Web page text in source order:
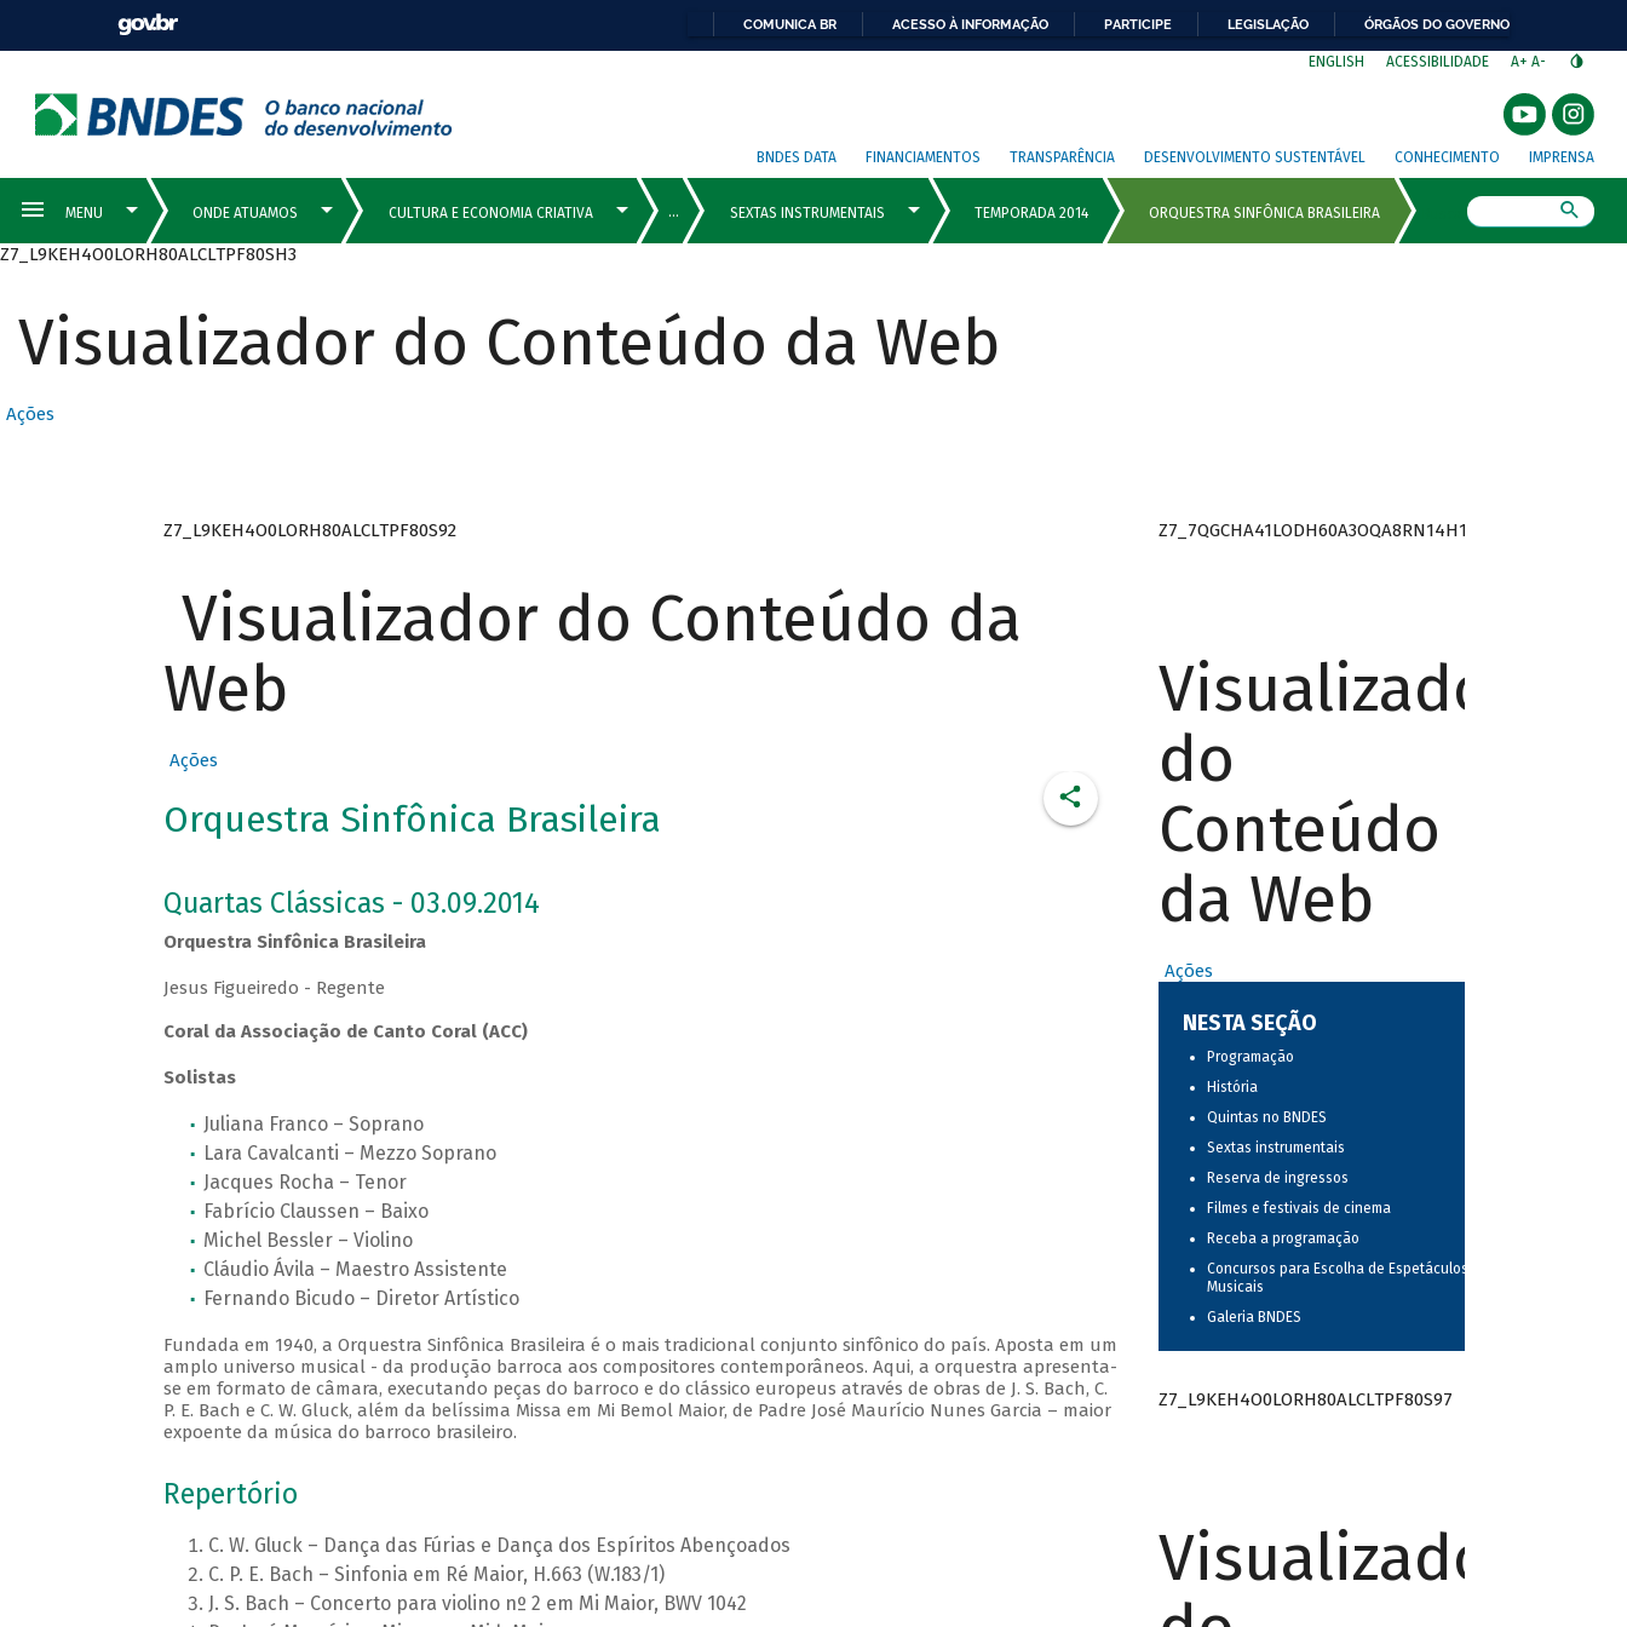
COMUNICA BR ACESSO À INFORMAÇÃO PARTICIPE LEGISLAÇÃO ÓRGÃOS DO GOVERNO
ENGLISH ACESSIBILIDADE A+ A-
BNDES DATA FINANCIAMENTOS TRANSPARÊNCIA DESENVOLVIMENTO SUSTENTÁVEL CONHECIMENTO IMPRENSA
Z7_L9KEH4O0LORH80ALCLTPF80SH3
Visualizador do Conteúdo da Web
Ações
Z7_L9KEH4O0LORH80ALCLTPF80S92
Visualizador do Conteúdo da
Web
Ações
Orquestra Sinfônica Brasileira
Quartas Clássicas - 03.09.2014
Orquestra Sinfônica Brasileira
Jesus Figueiredo - Regente
Coral da Associação de Canto Coral (ACC)
Solistas
Juliana Franco – Soprano
Lara Cavalcanti – Mezzo Soprano
Jacques Rocha – Tenor
Fabrício Claussen – Baixo
Michel Bessler – Violino
Cláudio Ávila – Maestro Assistente
Fernando Bicudo – Diretor Artístico
Fundada em 1940, a Orquestra Sinfônica Brasileira é o mais tradicional conjunto sinfônico do país. Aposta em um
amplo universo musical - da produção barroca aos compositores contemporâneos. Aqui, a orquestra apresenta-
se em formato de câmara, executando peças do barroco e do clássico europeus através de obras de J. S. Bach, C.
P. E. Bach e C. W. Gluck, além da belíssima Missa em Mi Bemol Maior, de Padre José Maurício Nunes Garcia – maior
expoente da música do barroco brasileiro.
Repertório
C. W. Gluck – Dança das Fúrias e Dança dos Espíritos Abençoados
C. P. E. Bach – Sinfonia em Ré Maior, H.663 (W.183/1)
J. S. Bach – Concerto para violino nº 2 em Mi Maior, BWV 1042
Z7_7QGCHA41LODH60A3OQA8RN14H1
Visualizador
do
Conteúdo
da Web
Ações
NESTA SEÇÃO
Programação
História
Quintas no BNDES
Sextas instrumentais
Reserva de ingressos
Filmes e festivais de cinema
Receba a programação
Concursos para Escolha de Espetáculos
Musicais
Galeria BNDES
Z7_L9KEH4O0LORH80ALCLTPF80S97
Visualizador